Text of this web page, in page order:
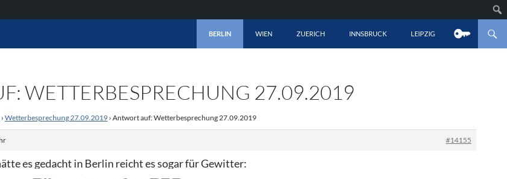
BERLIN
WIEN ZUERICH INNSBRUCK LEIPZIG
WETTERBESPRECHUNG 27.09.2019
› Wetterbesprechung 27.09.2019 › Antwort auf: Wetterbesprechung 27.09.2019
#14155
es gedacht in Berlin reicht es sogar für Gewitter: